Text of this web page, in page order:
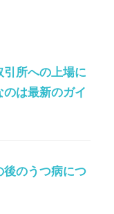
所への上場に
は最新のガイ
のうつ病につ